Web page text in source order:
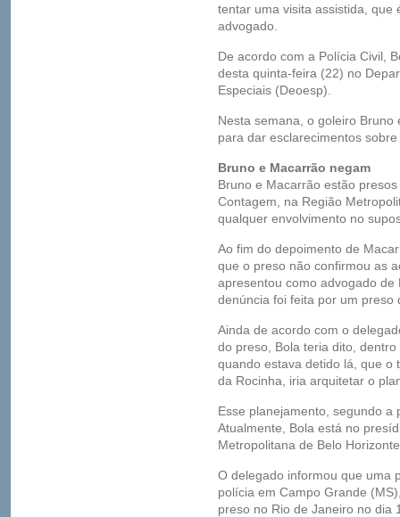
tentar uma visita assistida, que
advogado.
De acordo com a Polícia Civil,
desta quinta-feira (22) no
Especiais (Deoesp).
Nesta semana, o goleiro
para dar esclarecimentos
Bruno e Macarrão negam
Bruno e Macarrão estão
Contagem, na Região
qualquer envolvimento no
Ao fim do depoimento de
que o preso não confirmou as
apresentou como advogado
denúncia foi feita por um
Ainda de acordo com o
do preso, Bola teria dito,
quando estava detido lá, que o
da Rocinha, iria arquitetar o
Esse planejamento, segundo
Atualmente, Bola está no
Metropolitana de Belo
O delegado informou que uma
polícia em Campo Grande
preso no Rio de Janeiro no dia